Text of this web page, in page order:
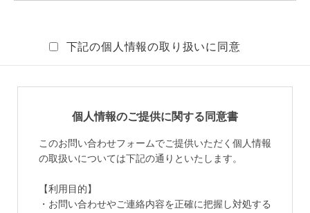
下記の個人情報の取り扱いに同意
個人情報のご提供に関する同意書
このお問い合わせフォームでご提供いただく個人情報
の取扱いについては下記の通りといたします。
【利用目的】
・お問い合わせやご連絡内容を正確に把握し対処する